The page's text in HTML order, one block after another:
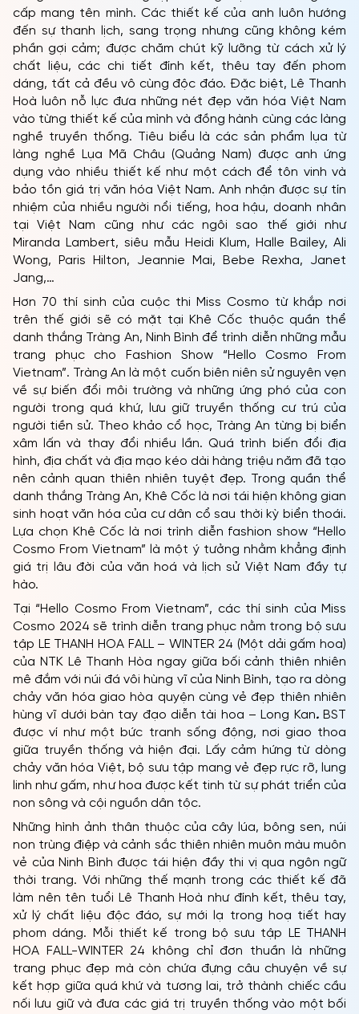
TRANG CHỦ
MCO
CUỘC THI
TIN TỨC & THƯ VIỆN
ĐỐI TÁC
FAQ
cấp mang tên mình. Các thiết kế của anh luôn hướng
đến sự thanh lịch, sang trọng nhưng cũng không kém
phần gợi cảm; được chăm chút kỹ lưỡng từ cách xử lý
chất liệu, các chi tiết đính kết, thêu tay đến phom
dáng, tất cả đều vô cùng độc đáo. Đặc biệt, Lê Thanh
Hoà luôn nỗ lực đưa những nét đẹp văn hóa Việt Nam
vào từng thiết kế của mình và đồng hành cùng các làng
nghề truyền thống. Tiêu biểu là các sản phẩm lụa từ
làng nghề Lụa Mã Châu (Quảng Nam) được anh ứng
dụng vào nhiều thiết kế như một cách để tôn vinh và
bảo tồn giá trị văn hóa Việt Nam. Anh nhận được sự tín
nhiệm của nhiều người nổi tiếng, hoa hậu, doanh nhân
tại Việt Nam cũng như các ngôi sao thế giới như
Miranda Lambert, siêu mẫu Heidi Klum, Halle Bailey, Ali
Wong, Paris Hilton, Jeannie Mai, Bebe Rexha, Janet
Jang,…
Hơn 70 thí sinh của cuộc thi Miss Cosmo từ khắp nơi
trên thế giới sẽ có mặt tại Khê Cốc thuộc quần thể
danh thắng Tràng An, Ninh Bình để trình diễn những mẫu
trang phục cho Fashion Show “Hello Cosmo From
Vietnam”. Tràng An là một cuốn biên niên sử nguyên vẹn
về sự biến đổi môi trường và những ứng phó của con
người trong quá khứ, lưu giữ truyền thống cư trú của
người tiền sử. Theo khảo cổ học, Tràng An từng bị biển
xâm lấn và thay đổi nhiều lần. Quá trình biến đổi địa
hình, địa chất và địa mạo kéo dài hàng triệu năm đã tạo
nên cảnh quan thiên nhiên tuyệt đẹp. Trong quần thể
danh thắng Tràng An, Khê Cốc là nơi tái hiện không gian
sinh hoạt văn hóa của cư dân cổ sau thời kỳ biển thoái.
Lựa chọn Khê Cốc là nơi trình diễn fashion show “Hello
Cosmo From Vietnam” là một ý tưởng nhằm khẳng định
giá trị lâu đời của văn hoá và lịch sử Việt Nam đầy tự
hào.
Tại “Hello Cosmo From Vietnam”, các thí sinh của Miss
Cosmo 2024 sẽ trình diễn trang phục nằm trong bộ sưu
tập LE THANH HOA FALL – WINTER 24 (Một dải gấm hoa)
của NTK Lê Thanh Hòa ngay giữa bối cảnh thiên nhiên
mê đắm với núi đá vôi hùng vĩ của Ninh Bình, tạo ra dòng
chảy văn hóa giao hòa quyện cùng vẻ đẹp thiên nhiên
hùng vĩ dưới bàn tay đạo diễn tài hoa – Long Kan. BST
được ví như một bức tranh sống động, nơi giao thoa
giữa truyền thống và hiện đại. Lấy cảm hứng từ dòng
chảy văn hóa Việt, bộ sưu tập mang vẻ đẹp rực rỡ, lung
linh như gấm, như hoa được kết tinh từ sự phát triển của
non sông và cội nguồn dân tộc.
Những hình ảnh thân thuộc của cây lúa, bông sen, núi
non trùng điệp và cảnh sắc thiên nhiên muôn màu muôn
vẻ của Ninh Bình được tái hiện đầy thi vị qua ngôn ngữ
thời trang. Với những thế mạnh trong các thiết kế đã
làm nên tên tuổi Lê Thanh Hoà như đính kết, thêu tay,
xử lý chất liệu độc đáo, sự mới lạ trong hoạ tiết hay
phom dáng. Mỗi thiết kế trong bộ sưu tập LE THANH
HOA FALL-WINTER 24 không chỉ đơn thuần là những
trang phục đẹp mà còn chứa đựng câu chuyện về sự
kết hợp giữa quá khứ và tương lai, trở thành chiếc cầu
nối lưu giữ và đưa các giá trị truyền thống vào một bối